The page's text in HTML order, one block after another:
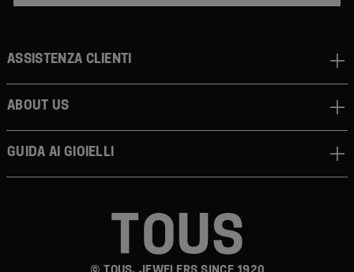
Assistenza clienti
About us
Guida ai gioielli